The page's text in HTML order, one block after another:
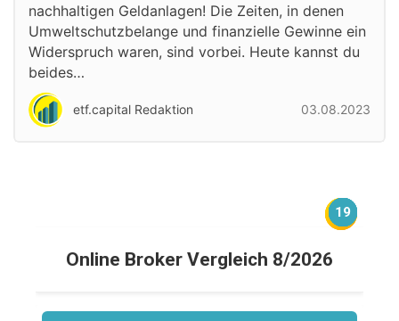
nachhaltigen Geldanlagen! Die Zeiten, in denen
Umweltschutzbelange und finanzielle Gewinne ein
Widerspruch waren, sind vorbei. Heute kannst du
beides…
etf.capital Redaktion 03.08.2023